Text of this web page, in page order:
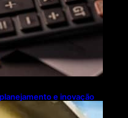
e inovação
futuro do agronegócio